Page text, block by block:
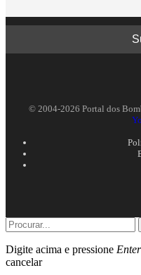
© 2004-2026 Portal dos
Digite acima e pressione Enter
cancelar